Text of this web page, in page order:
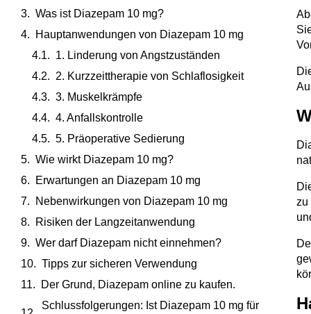
Was ist Diazepam 10 mg?
Hauptanwendungen von Diazepam 10 mg
1. Linderung von Angstzuständen
2. Kurzzeittherapie von Schlaflosigkeit
3. Muskelkrämpfe
4. Anfallskontrolle
5. Präoperative Sedierung
Wie wirkt Diazepam 10 mg?
Erwartungen an Diazepam 10 mg
Nebenwirkungen von Diazepam 10 mg
Risiken der Langzeitanwendung
Wer darf Diazepam nicht einnehmen?
Tipps zur sicheren Verwendung
Der Grund, Diazepam online zu kaufen.
Schlussfolgerungen: Ist Diazepam 10 mg für
zu